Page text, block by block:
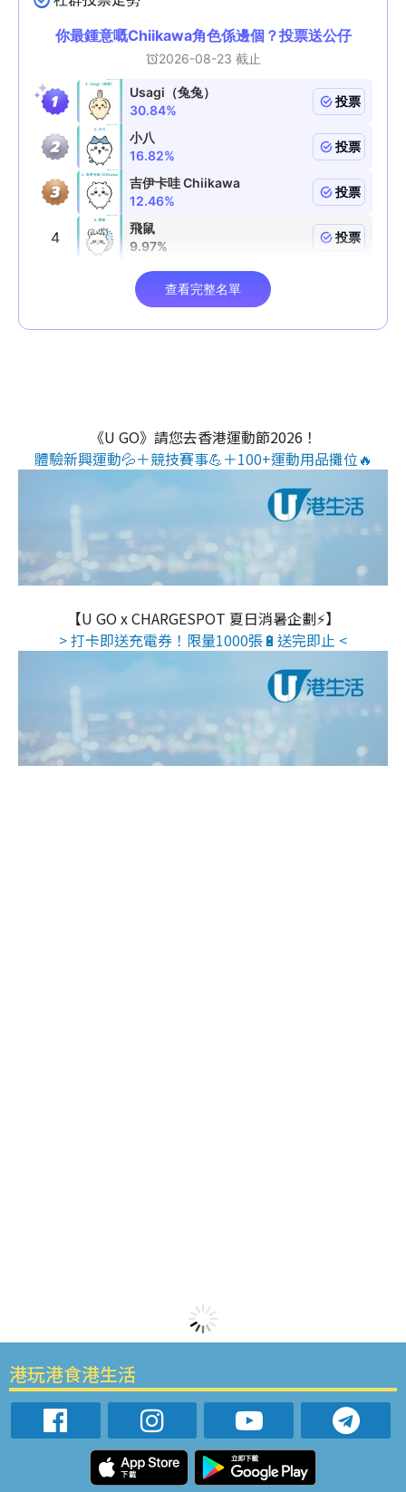
《U GO》請您去香港運動節2026！
體驗新興運動💦＋競技賽事💪＋100+運動用品攤位🔥
【U GO x CHARGESPOT 夏日消暑企劃⚡】
> 打卡即送充電券！限量1000張🔋送完即止 <
港玩港食港生活